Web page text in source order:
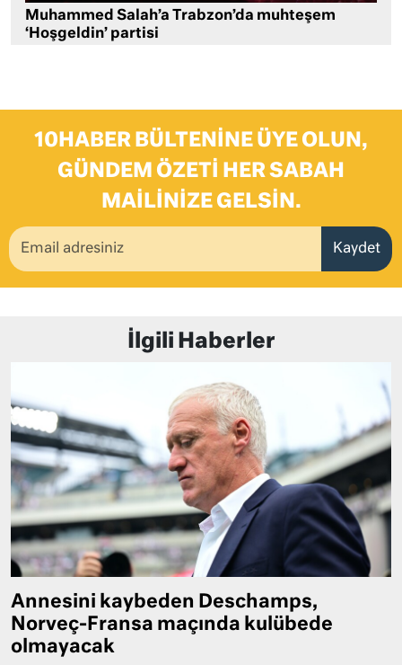
Muhammed Salah’a Trabzon’da muhteşem
‘Hoşgeldin’ partisi
10HABER BÜLTENINE ÜYE OLUN,
GÜNDEM ÖZETI HER SABAH
MAILINIZE GELSIN.
Kaydet
İlgili Haberler
Annesini kaybeden Deschamps,
Norveç-Fransa maçında kulübede
olmayacak